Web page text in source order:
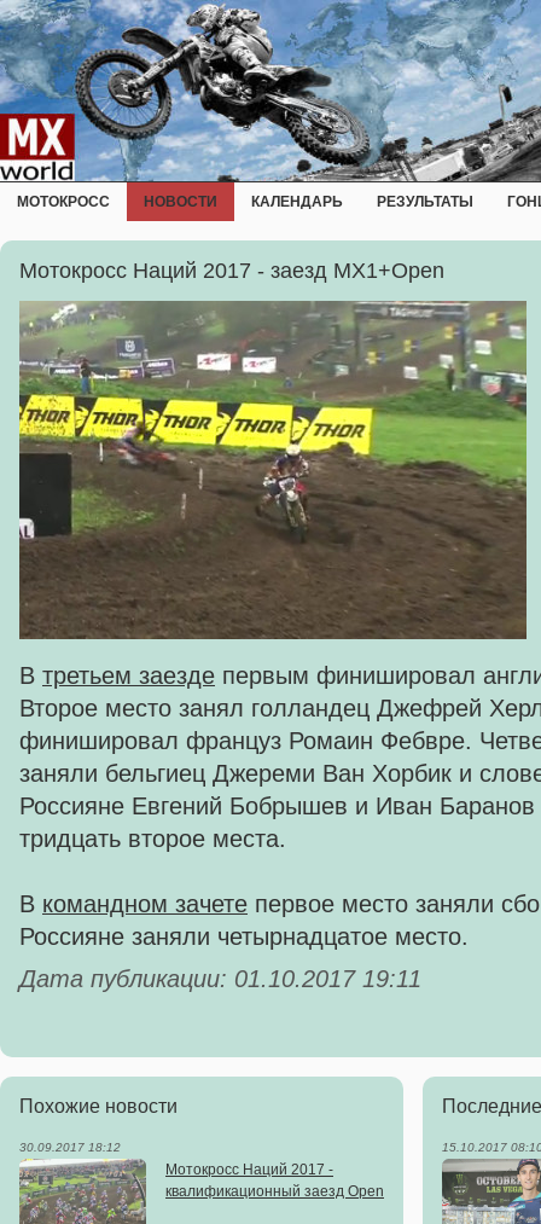
МОТОКРОСС НОВОСТИ КАЛЕНДАРЬ РЕЗУЛЬТАТЫ
Мотокросс Наций 2017 - заезд MX1+Open
В третьем заезде первым финишировал
Второе место занял голландец Джефрей
финишировал француз Ромаин Фебвре.
заняли бельгиец Джереми Ван Хорбик и
Россияне Евгений Бобрышев и Иван Баранов
тридцать второе места.
В командном зачете первое место заняли
Россияне заняли четырнадцатое место.
Дата публикации: 01.10.2017 19:11
Похожие новости
30.09.2017 18:12
Мотокросс Наций 2017 -
квалификационный заезд Open
15.10.2017